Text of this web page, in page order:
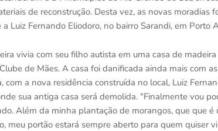
de reconstrução. Desta vez, as novas moradias
a Luiz Fernando Eliodoro, no bairro Sarandi, em Porto
vivia com seu filho autista em uma casa de
de Mães. A casa foi danificada ainda mais com
com a nova residência construída no local, Luiz
sua antiga casa será demolida. "Finalmente vou
Além da minha plantação de morangos, que que
meu portão estará sempre aberto para quem quiser